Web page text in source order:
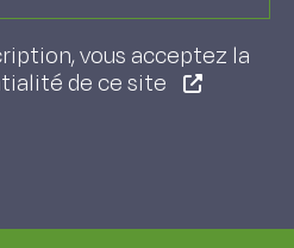
vous acceptez la
de ce site